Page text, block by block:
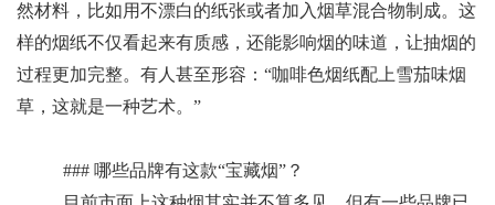
然材料，比如用不漂白的纸张或者加入烟草混合物制成。这
样的烟纸不仅看起来有质感，还能影响烟的味道，让抽烟的
过程更加完整。有人甚至形容：“咖啡色烟纸配上雪茄味烟
草，这就是一种艺术。”
### 哪些品牌有这款“宝藏烟”？